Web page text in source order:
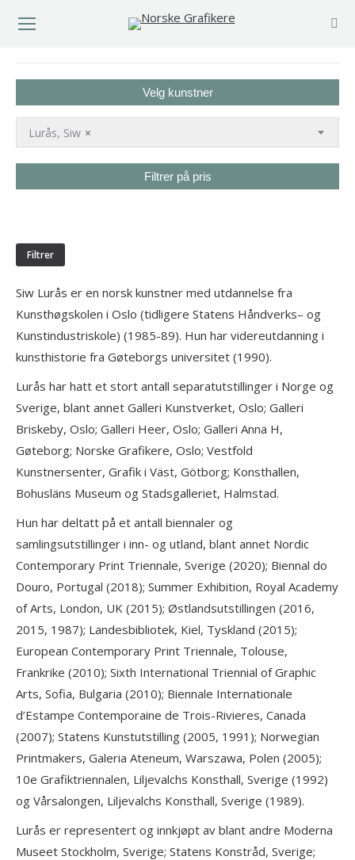
Velg kunstner
×
Lurås, Siw
Filtrer på pris
Filtrer
Siw Lurås er en norsk kunstner med utdannelse fra
Kunsthøgskolen i Oslo (tidligere Statens Håndverks– og
Kunstindustriskole) (1985-89). Hun har videreutdanning i
kunsthistorie fra Gøteborgs universitet (1990).
Lurås har hatt et stort antall separatutstillinger i Norge og
Sverige, blant annet Galleri Kunstverket, Oslo; Galleri
Briskeby, Oslo; Galleri Heer, Oslo; Galleri Anna H,
Gøteborg; Norske Grafikere, Oslo; Vestfold
Kunstnersenter, Grafik i Väst, Götborg; Konsthallen,
Bohusläns Museum og Stadsgalleriet, Halmstad.
Hun har deltatt på et antall biennaler og
samlingsutstillinger i inn- og utland, blant annet Nordic
Contemporary Print Triennale, Sverige (2020); Biennal do
Douro, Portugal (2018); Summer Exhibition, Royal Academy
of Arts, London, UK (2015); Østlandsutstillingen (2016,
2015, 1987); Landesbibliotek, Kiel, Tyskland (2015);
European Contemporary Print Triennale, Tolouse,
Frankrike (2010); Sixth International Triennial of Graphic
Arts, Sofia, Bulgaria (2010); Biennale Internationale
d’Estampe Contemporaine de Trois-Rivieres, Canada
(2007); Statens Kunstutstilling (2005, 1991); Norwegian
Printmakers, Galeria Ateneum, Warszawa, Polen (2005);
10e Grafiktriennalen, Liljevalchs Konsthall, Sverige (1992)
og Vårsalongen, Liljevalchs Konsthall, Sverige (1989).
Lurås er representert og innkjøpt av blant andre Moderna
Museet Stockholm, Sverige; Statens Konstråd, Sverige;